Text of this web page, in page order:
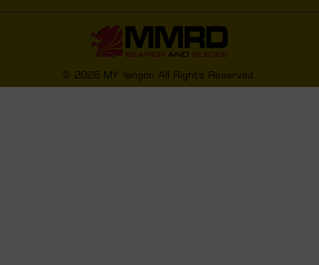
© 2026 MY Yangon All Rights Reserved.